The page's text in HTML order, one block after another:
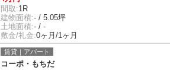
間取:1R
建物面積:- / 5.05坪
土地面積:- / -
敷金/礼金:0ヶ月/1ヶ月
賃貸｜アパート
コーポ・もちだ